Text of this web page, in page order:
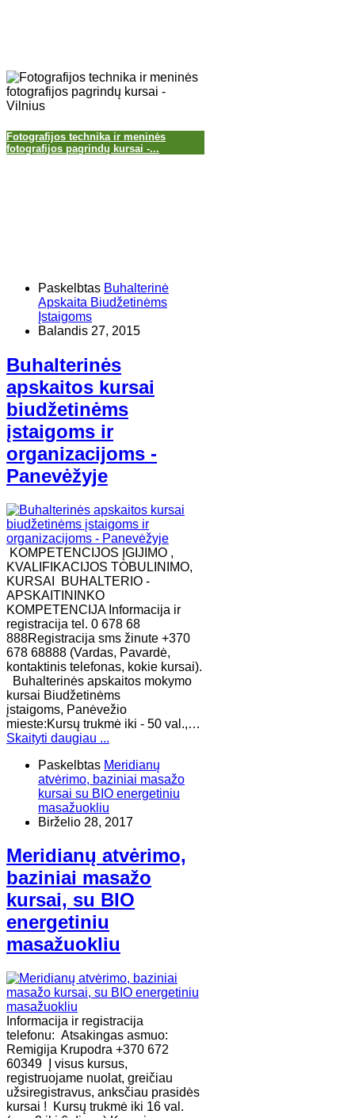
Fotografijos technika ir meninės
fotografijos pagrindų kursai -...
Paskelbtas Buhalterinė
Apskaita Biudžetinėms
Įstaigoms
Balandis 27, 2015
Buhalterinės
apskaitos kursai
biudžetinėms
įstaigoms ir
organizacijoms -
Panevėžyje
KOMPETENCIJOS ĮGIJIMO ,
KVALIFIKACIJOS TOBULINIMO,
KURSAI BUHALTERIO -
APSKAITININKO
KOMPETENCIJA Informacija ir
registracija tel. 0 678 68
888Registracija sms žinute +370
678 68888 (Vardas, Pavardė,
kontaktinis telefonas, kokie kursai).
Buhalterinės apskaitos mokymo
kursai Biudžetinėms
įstaigoms, Panėvežio
mieste:Kursų trukmė iki - 50 val.,…
Skaityti daugiau ...
Paskelbtas Meridianų
atvėrimo, baziniai masažo
kursai su BIO energetiniu
masažuokliu
Birželio 28, 2017
Meridianų atvėrimo,
baziniai masažo
kursai, su BIO
energetiniu
masažuokliu
Informacija ir registracija
telefonu: Atsakingas asmuo:
Remigija Krupodra +370 672
60349 Į visus kursus,
registruojame nuolat, greičiau
užsiregistravus, anksčiau prasidės
kursai ! Kursų trukmė iki 16 val.